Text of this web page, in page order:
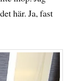
här. Ja, fast